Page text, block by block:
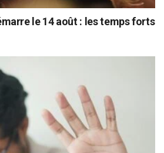
le 14 août : les temps forts